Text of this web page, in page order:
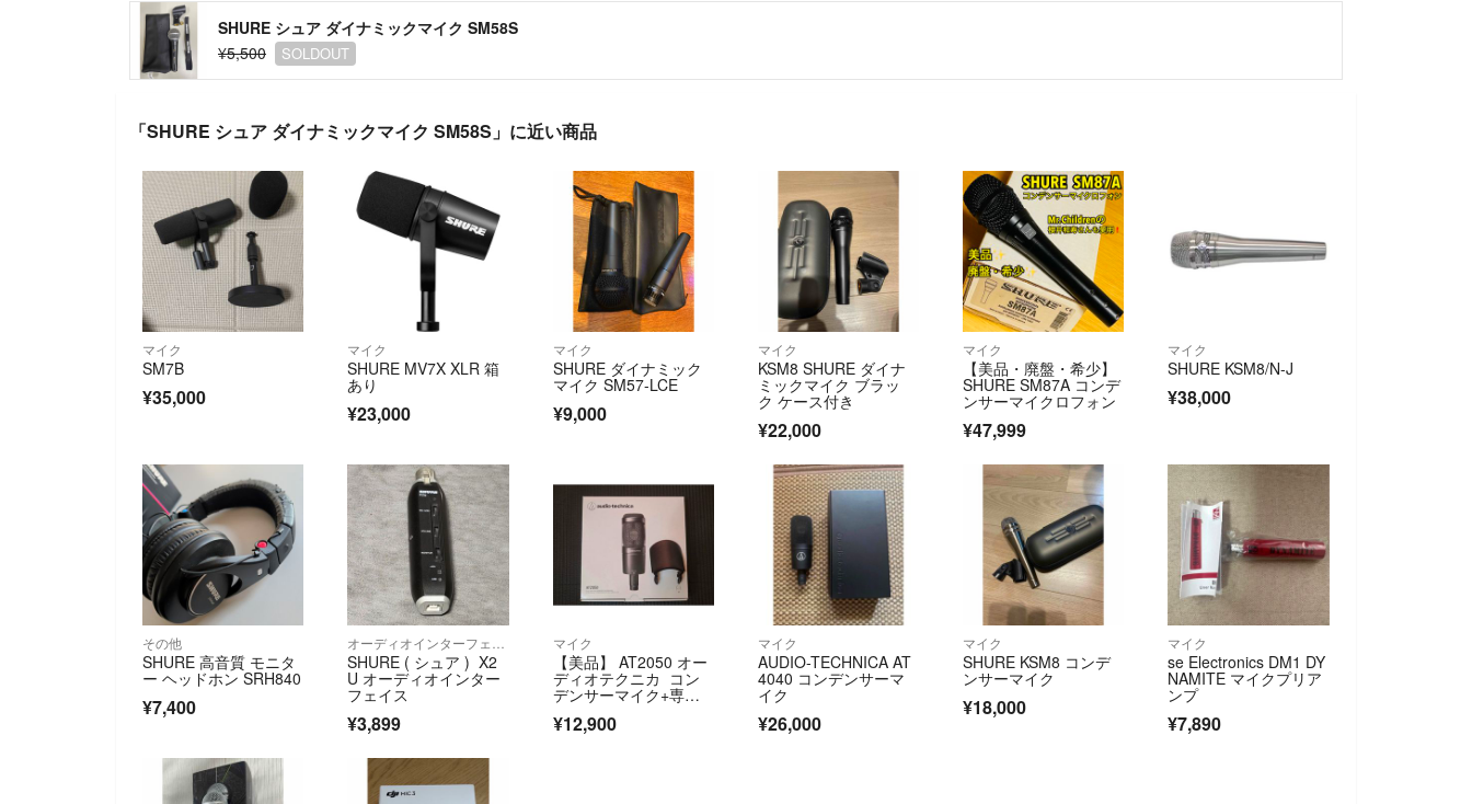
SHURE シュア ダイナミックマイク SM58S
¥5,500
SOLDOUT
「SHURE シュア ダイナミックマイク SM58S」に近い商品
マイク
SM7B
¥35,000
マイク
SHURE MV7X XLR 箱
あり
¥23,000
マイク
SHURE ダイナミック
マイク SM57-LCE
¥9,000
マイク
KSM8 SHURE ダイナ
ミックマイク ブラッ
ク ケース付き
¥22,000
マイク
【美品・廃盤・希少】
SHURE SM87A コンデ
ンサーマイクロフォン
¥47,999
マイク
SHURE KSM8/N-J
¥38,000
その他
SHURE 高音質 モニタ
ー ヘッドホン SRH840
¥7,400
SHURE ( シュア ) X2
U オーディオインター
フェイス
¥3,899
マイク
【美品】 AT2050 オー
ディオテクニカ コン
デンサーマイク+専用
¥12,900
マイク
AUDIO-TECHNICA AT
4040 コンデンサーマ
イク
¥26,000
マイク
SHURE KSM8 コンデ
ンサーマイク
¥18,000
マイク
se Electronics DM1 DY
NAMITE マイクプリア
ンプ
¥7,890